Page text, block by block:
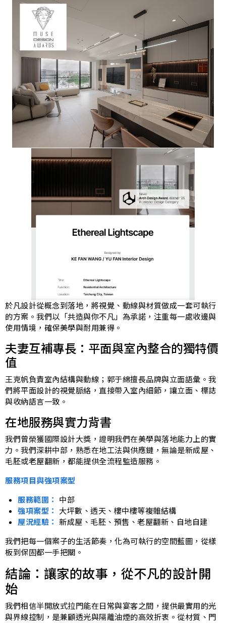
於凡設計從概念到落地，將視覺、動線與材質做成一套可執行
的方案。我們以「共造與你不凡」為承諾，注重每一處收邊與
使用情境，確保美學與耐用兼得。
夫妻互補專長：平面與室內整合的獨特價
值
王克帆負責室內結構與動線；郭于綿擅長品牌與立面語彙。我
們將平面設計的視覺脈絡，直接帶入室內細節，讓立面、標誌
與收納語言一致。
在地服務與實力背書
我們曾榮獲國際設計大獎，證明我們在美學與落地能力上的實
力。我們深耕中部，熟悉在地工法與供應鏈，無論是新成屋、
毛胚或老屋翻新，都能提供全流程監造服務。
服務項目與強項案型
服務範圍： 中部
強項案型： 大坪數、透天、樓中樓等複雜結構
屋況經驗： 新成屋、毛胚、預售、老屋翻新、自地自建
我們把每一個案子的生活節奏，化為可執行的空間藍圖，從樣
板到保固都一手把關。
結論：讓家的故事，從不凡的設計開
始
我們相信半開放式拉門能在日常與宴客之間，提供最實用的光
與界線控制，是兼顧透光與隔離油煙的高效折衷。從材質、門